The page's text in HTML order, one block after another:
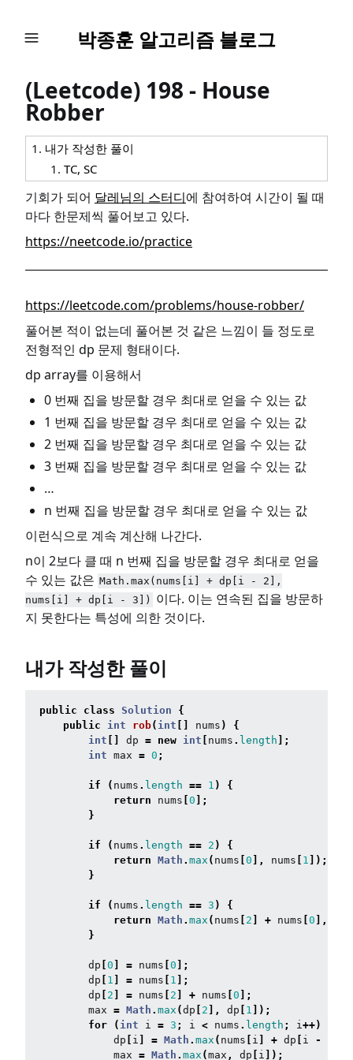
박종훈 알고리즘 블로그
(Leetcode) 198 - House
Robber
내가 작성한 풀이
TC, SC
기회가 되어 달레님의 스터디에 참여하여 시간이 될 때
마다 한문제씩 풀어보고 있다.
https://neetcode.io/practice
https://leetcode.com/problems/house-robber/
풀어본 적이 없는데 풀어본 것 같은 느낌이 들 정도로
전형적인 dp 문제 형태이다.
dp array를 이용해서
0 번째 집을 방문할 경우 최대로 얻을 수 있는 값
1 번째 집을 방문할 경우 최대로 얻을 수 있는 값
2 번째 집을 방문할 경우 최대로 얻을 수 있는 값
3 번째 집을 방문할 경우 최대로 얻을 수 있는 값
…
n 번째 집을 방문할 경우 최대로 얻을 수 있는 값
이런식으로 계속 계산해 나간다.
n이 2보다 클 때 n 번째 집을 방문할 경우 최대로 얻을
수 있는 값은 Math.max(nums[i] + dp[i - 2],
nums[i] + dp[i - 3])
이다. 이는 연속된 집을 방문하
지 못한다는 특성에 의한 것이다.
내가 작성한 풀이
public class Solution
{
public
int rob( int nums )
{
int
dp = new int nums . length ];
int max = 0 ;
if ( nums . length == 1 )
{
return
nums 0 ];
}
if ( nums . length == 2 )
{
return Math . max ( nums 0 ], nums 1 ]);
}
if ( nums . length == 3 )
{
return Math . max ( nums 2 + nums 0 ],
}
dp 0 = nums 0 ];
dp
1 = nums 1 ];
dp
2 = nums 2 + nums 0 ];
max = Math . max (dp 2 ], dp 1 ]);
for
( int i = 3 ; i < nums . length ; i++)
dp
i = Math . max ( nums i + dp i -
max = Math . max (max , dp i ]);